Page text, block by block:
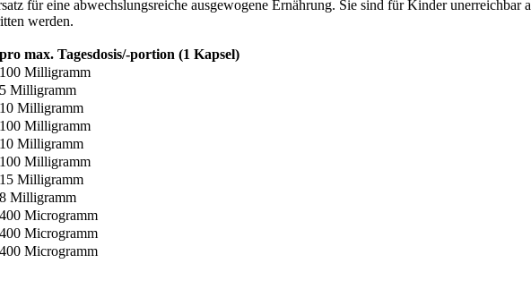
für eine abwechslungsreiche ausgewogene Ernährung. Sie sind für Kinder unerreichbar
werden.
pro max. Tagesdosis/-portion (1 Kapsel)
100 Milligramm
5 Milligramm
10 Milligramm
100 Milligramm
10 Milligramm
100 Milligramm
15 Milligramm
8 Milligramm
400 Microgramm
400 Microgramm
400 Microgramm